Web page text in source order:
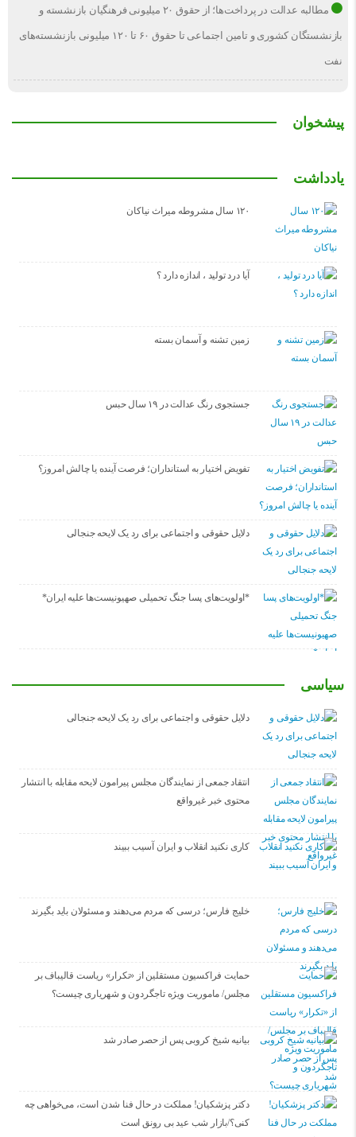
مطالبه عدالت در پرداخت‌ها؛ از حقوق ۲۰ میلیونی فرهنگیان بازنشسته و
بازنشستگان کشوری و تامین اجتماعی تا حقوق ۶۰ تا ۱۲۰ میلیونی بازنشسته‌های
نفت
پیشخوان
یادداشت
۱۲۰ سال مشروطه میراث نیاکان
آیا درد تولید ، اندازه دارد ؟
زمین تشنه و آسمان بسته
جستجوی رنگ عدالت در ۱۹ سال حبس
تفویض اختیار به استانداران؛ فرصت آینده یا چالش امروز؟
دلایل حقوقی و اجتماعی برای رد یک لایحه جنجالی
*اولویت‌های پسا جنگ تحمیلی صهیونیست‌ها علیه ایران*
سیاسی
دلایل حقوقی و اجتماعی برای رد یک لایحه جنجالی
انتقاد جمعی از نمایندگان مجلس پیرامون لایحه مقابله با انتشار
محتوی خبر غیرواقع
کاری نکنید انقلاب و ایران آسیب ببیند
خلیج فارس؛ درسی که مردم می‌دهند و مسئولان باید بگیرند
حمایت فراکسیون مستقلین از «تکرار» ریاست قالیباف بر
مجلس/ ماموریت ویژه تاجگردون و شهریاری چیست؟
بیانیه شیخ کروبی پس از حصر صادر شد
دکتر پزشکیان! مملکت در حال فنا شدن است، می‌خواهی چه
کنی؟/بازار شب عید بی رونق است